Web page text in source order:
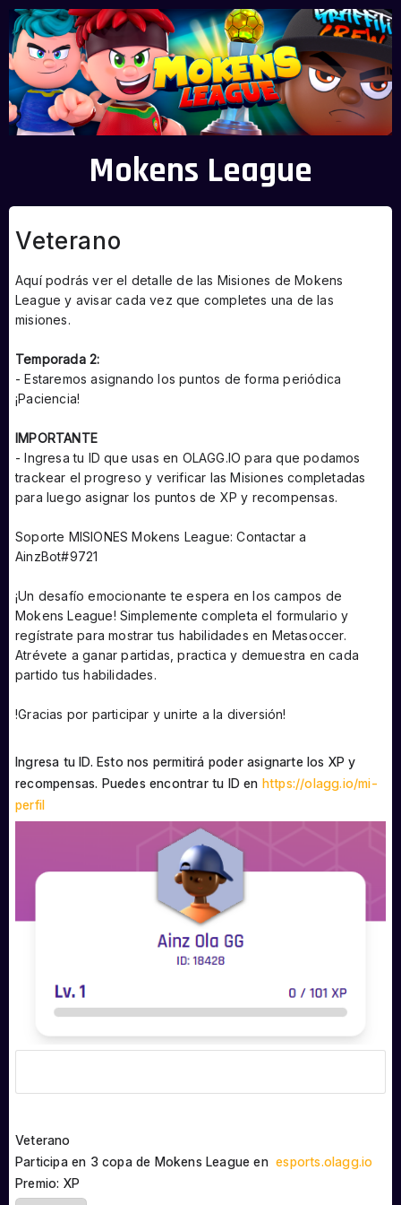
Mokens League
Veterano
Aquí podrás ver el detalle de las Misiones de Mokens
League y avisar cada vez que completes una de las
misiones.
Temporada 2:
- Estaremos asignando los puntos de forma periódica
¡Paciencia!
IMPORTANTE
- Ingresa tu ID que usas en OLAGG.IO para que podamos
trackear el progreso y verificar las Misiones completadas
para luego asignar los puntos de XP y recompensas.
Soporte MISIONES Mokens League: Contactar a
AinzBot#9721
¡Un desafío emocionante te espera en los campos de
Mokens League! Simplemente completa el formulario y
regístrate para mostrar tus habilidades en Metasoccer.
Atrévete a ganar partidas, practica y demuestra en cada
partido tus habilidades.
!Gracias por participar y unirte a la diversión!
Ingresa tu ID. Esto nos permitirá poder asignarte los XP y
recompensas. Puedes encontrar tu ID en https://olagg.io/mi-
perfil
Veterano
Participa en 3 copa de Mokens League enesports.olagg.io
Premio: XP